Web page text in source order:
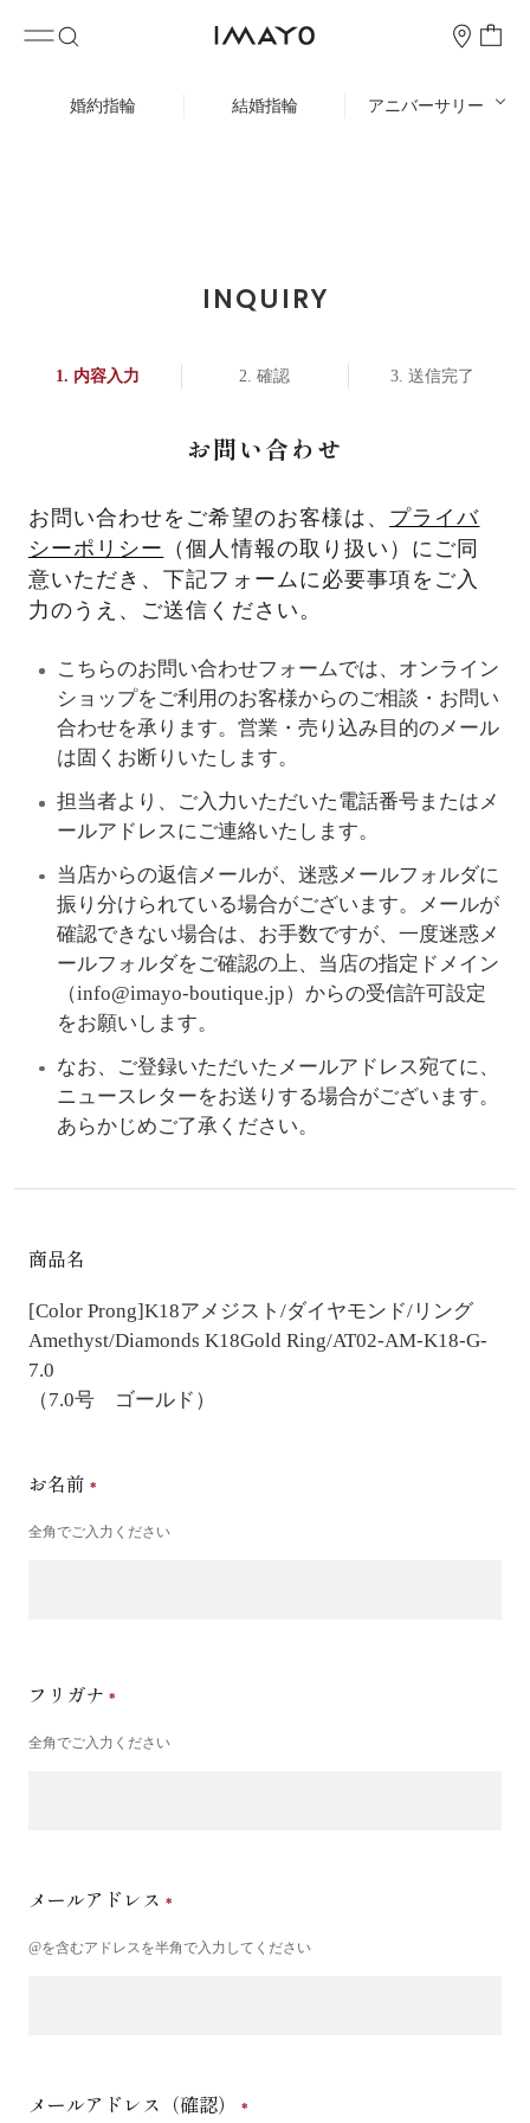
婚約指輪 結婚指輪 アニバーサリー
INQUIRY
内容入力 確認 送信完了
お問い合わせ
お問い合わせをご希望のお客様は、 プライバ
シーポリシー
（個人情報の取り扱い）にご同
意いただき、下記フォームに必要事項をご入
力のうえ、ご送信ください。
こちらのお問い合わせフォームでは、オンライン
ショップをご利用のお客様からのご相談・お問い
合わせを承ります。営業・売り込み目的のメール
は固くお断りいたします。
担当者より、ご入力いただいた電話番号またはメ
ールアドレスにご連絡いたします。
当店からの返信メールが、迷惑メールフォルダに
振り分けられている場合がございます。メールが
確認できない場合は、お手数ですが、一度迷惑メ
ールフォルダをご確認の上、当店の指定ドメイン
（info@imayo-boutique.jp）からの受信許可設定
をお願いします。
なお、ご登録いただいたメールアドレス宛てに、
ニュースレターをお送りする場合がございます。
あらかじめご了承ください。
商品名
[Color Prong]K18アメジスト/ダイヤモンド/リング
Amethyst/Diamonds K18Gold Ring/AT02-AM-K18-G-
7.0
（7.0号 ゴールド）
お名前
全角でご入力ください
フリガナ
全角でご入力ください
メールアドレス
@を含むアドレスを半角で入力してください
メールアドレス（確認）